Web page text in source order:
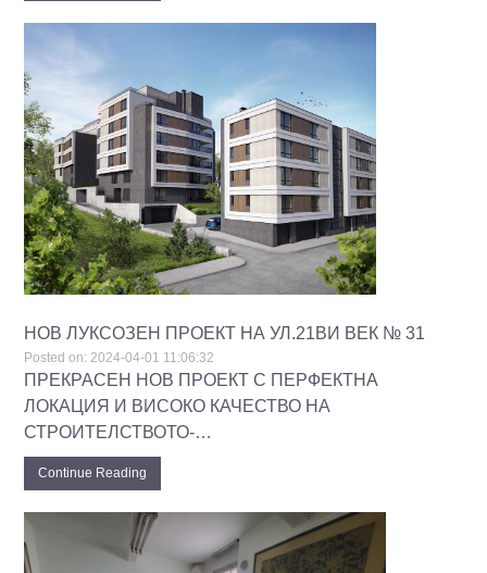
НОВ ЛУКСОЗЕН ПРОЕКТ НА УЛ.21ВИ ВЕК № 31
Posted on: 2024-04-01 11:06:32
ПРЕКРАСЕН НОВ ПРОЕКТ С ПЕРФЕКТНА
ЛОКАЦИЯ И ВИСОКО КАЧЕСТВО НА
СТРОИТЕЛСТВОТО-…
Continue Reading